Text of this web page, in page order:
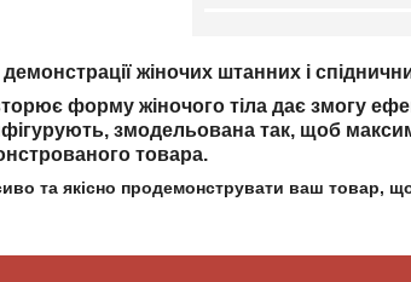
жіночих штанних і
форму жіночого тіла дає змогу
змодельована так, щоб
товара.
та якісно продемонструвати ваш товар,